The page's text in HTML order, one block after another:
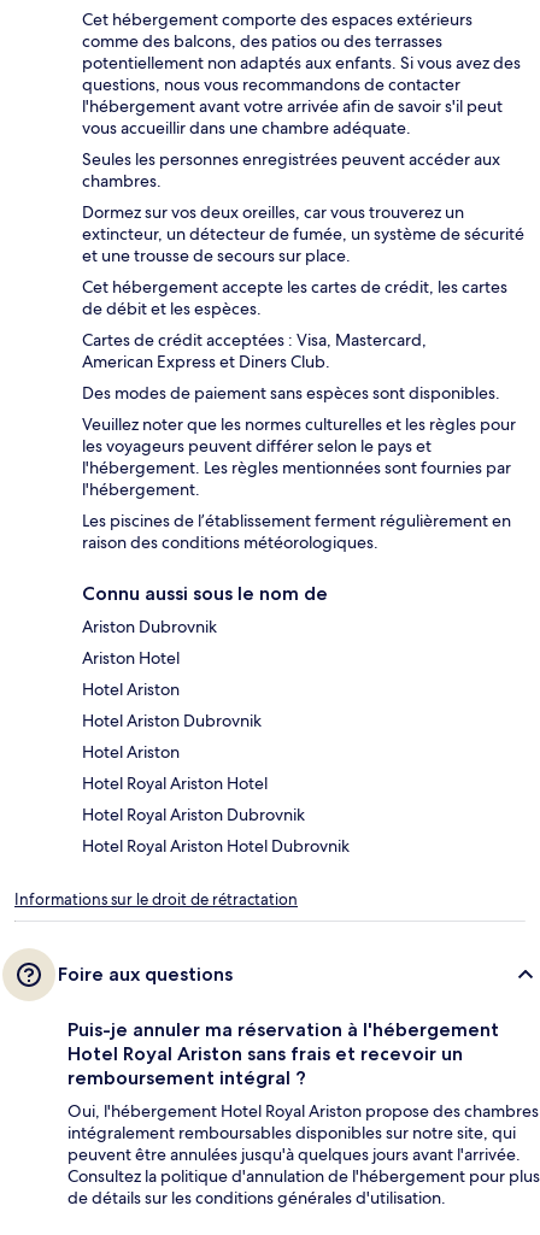
Cet hébergement comporte des espaces extérieurs
comme des balcons, des patios ou des terrasses
potentiellement non adaptés aux enfants. Si vous avez des
questions, nous vous recommandons de contacter
l'hébergement avant votre arrivée afin de savoir s'il peut
vous accueillir dans une chambre adéquate.
Seules les personnes enregistrées peuvent accéder aux
chambres.
Dormez sur vos deux oreilles, car vous trouverez un
extincteur, un détecteur de fumée, un système de sécurité
et une trousse de secours sur place.
Cet hébergement accepte les cartes de crédit, les cartes
de débit et les espèces.
Cartes de crédit acceptées : Visa, Mastercard,
American Express et Diners Club.
Des modes de paiement sans espèces sont disponibles.
Veuillez noter que les normes culturelles et les règles pour
les voyageurs peuvent différer selon le pays et
l'hébergement. Les règles mentionnées sont fournies par
l'hébergement.
Les piscines de l’établissement ferment régulièrement en
raison des conditions météorologiques.
Connu aussi sous le nom de
Ariston Dubrovnik
Ariston Hotel
Hotel Ariston
Hotel Ariston Dubrovnik
Hotel Ariston
Hotel Royal Ariston Hotel
Hotel Royal Ariston Dubrovnik
Hotel Royal Ariston Hotel Dubrovnik
Informations sur le droit de rétractation
Foire aux questions
Puis-je annuler ma réservation à l'hébergement
Hotel Royal Ariston sans frais et recevoir un
remboursement intégral ?
Oui, l'hébergement Hotel Royal Ariston propose des chambres
intégralement remboursables disponibles sur notre site, qui
peuvent être annulées jusqu'à quelques jours avant l'arrivée.
Consultez la politique d'annulation de l'hébergement pour plus
de détails sur les conditions générales d'utilisation.